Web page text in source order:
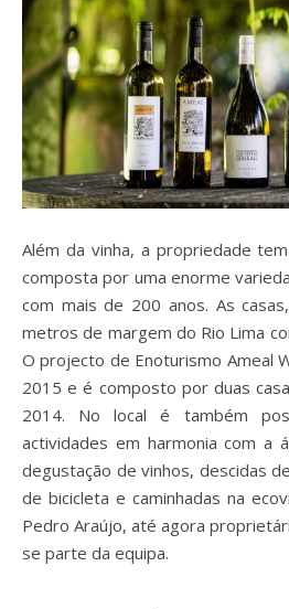
Além da vinha, a propriedade
composta por uma enorme
com mais de 200 anos. As
metros de margem do Rio Lima
O projecto de Enoturismo Ameal
2015 e é composto por duas
2014. No local é também
actividades em harmonia com a
degustação de vinhos, descidas
de bicicleta e caminhadas na
Pedro Araújo, até agora
se parte da equipa.